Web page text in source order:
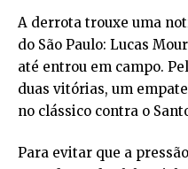
A derrota trouxe uma
do São Paulo: Lucas
até entrou em campo.
duas vitórias, um
no clássico contra o
Para evitar que a